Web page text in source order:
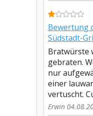
Bewertung
Südstadt-
Bratwürste
gebraten.
nur
einer
vertuscht.
Erwin